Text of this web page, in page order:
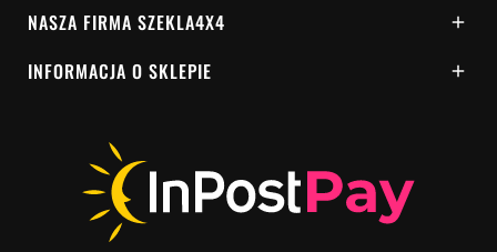
NASZA FIRMA SZEKLA4X4 
INFORMACJA O SKLEPIE 